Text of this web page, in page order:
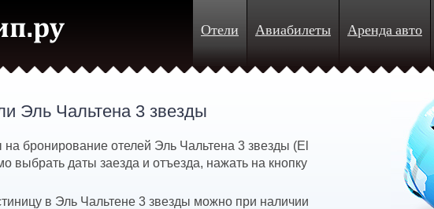
Отели Авиабилеты Аренда авто
Эль Чальтена 3 звезды
бронирование отелей Эль Чальтена 3 звезды (El
выбрать даты заезда и отъезда, нажать на кнопку
в Эль Чальтене 3 звезды можно при наличии